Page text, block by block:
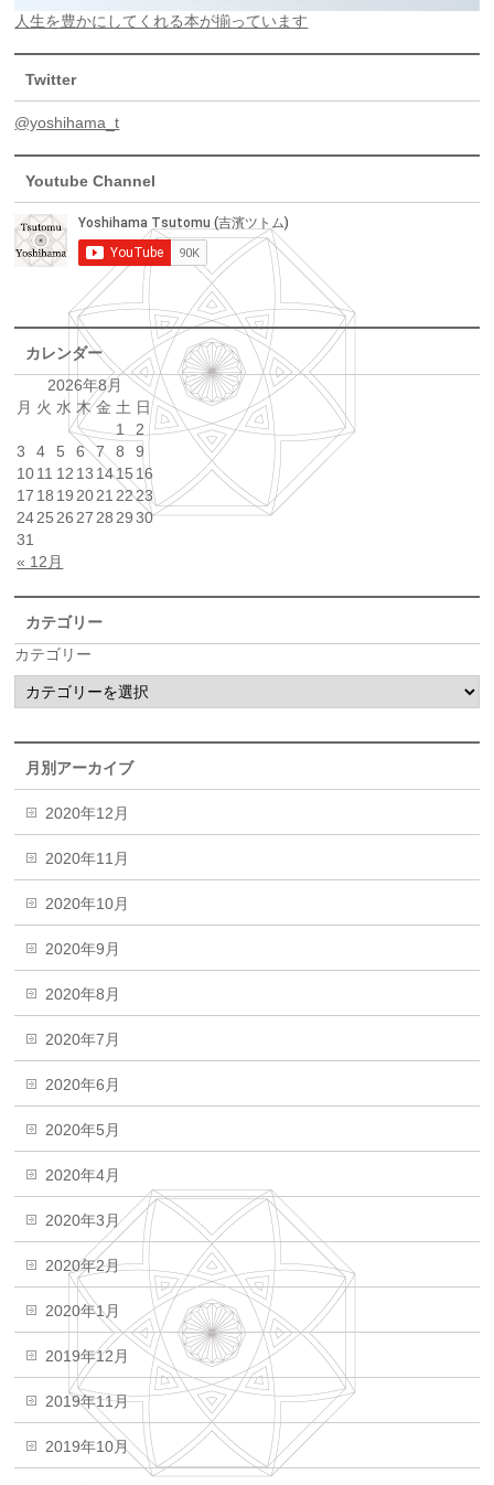
人生を豊かにしてくれる本が揃っています
Twitter
@yoshihama_t
Youtube Channel
カレンダー
2026年8月
月 火 水 木 金 土 日
« 12月
1
2
3
4 5 6 7 8
9
1011 12 13 1415 16
17 18 19 2021 2223
2425 26 27 28 29 30
31
カテゴリー
カテゴリー
月別アーカイブ
2020年12月
2020年11月
2020年10月
2020年9月
2020年8月
2020年7月
2020年6月
2020年5月
2020年4月
2020年3月
2020年2月
2020年1月
2019年12月
2019年11月
2019年10月